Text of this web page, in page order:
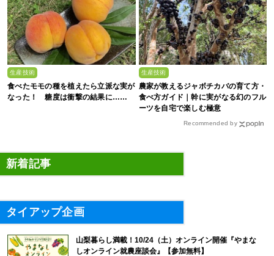
生産技術
食べたモモの種を植えたら立派な実が
なった！ 糖度は衝撃の結果に……
生産技術
農家が教えるジャボチカバの育て方・
食べ方ガイド｜幹に実がなる幻のフル
ーツを自宅で楽しむ極意
Recommended by
新着記事
タイアップ企画
山梨暮らし満載！10/24（土）オンライン開催『やまな
しオンライン就農座談会』【参加無料】